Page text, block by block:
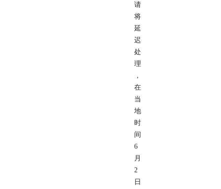
请
将
延
迟
处
理
，
在
当
地
时
间
6
月
2
日